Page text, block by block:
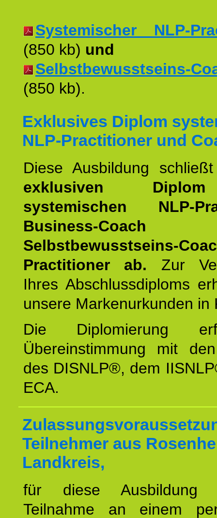
Systemischer NLP-
(850 kb) und
Selbstbewusstseins-
(850 kb).
Exklusives Diplom
NLP-Practitioner und
Diese Ausbildung
exklusiven
systemischen NLP-
Business-Coach
Selbstbewusstseins-
Practitioner ab. Zur
Ihres Abschlussdiploms
unsere Markenurkunden in
Die Diplomierung
Übereinstimmung mit
des DISNLP®, dem
ECA.
Teilnehmer aus
Landkreis,
für diese
Teilnahme an einem